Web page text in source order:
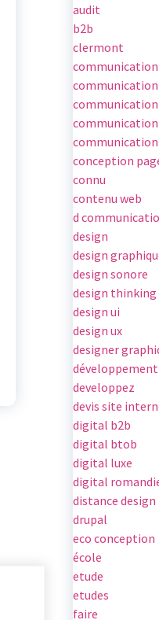
audit
b2b
clermont
communication
conception
connu
contenu web
d
design
design
design sonore
design thinking
design ui
design ux
designer
developpez
devis site
digital b2b
digital btob
digital luxe
digital
distance design
drupal
eco conception
école
etude
etudes
faire